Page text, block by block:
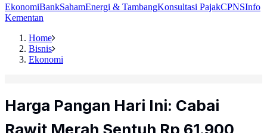
EkonomiBankSahamEnergi & TambangKonsultasi PajakCPNSInfo
Kementan
Home
Bisnis
Ekonomi
Harga Pangan Hari Ini: Cabai